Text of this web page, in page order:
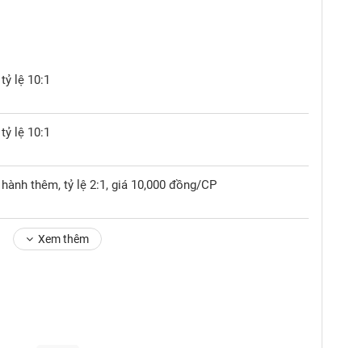
lệ 10:1
lệ 10:1
thêm, tỷ lệ 2:1, giá 10,000 đồng/CP
Xem thêm